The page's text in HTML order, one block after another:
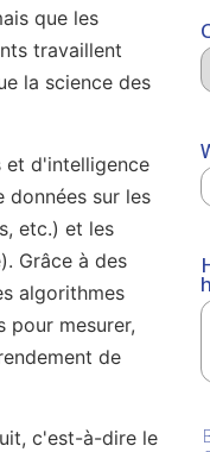
que les
travaillent
la science des
et d'intelligence
données sur les
etc.) et les
Grâce à des
algorithmes
pour mesurer,
de
c'est-à-dire le